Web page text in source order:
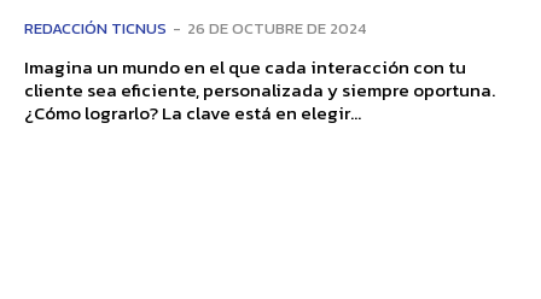
REDACCIÓN TICNUS - 26 DE OCTUBRE DE 2024
Imagina un mundo en el que cada interacción con tu
cliente sea eficiente, personalizada y siempre oportuna.
¿Cómo lograrlo? La clave está en elegir...